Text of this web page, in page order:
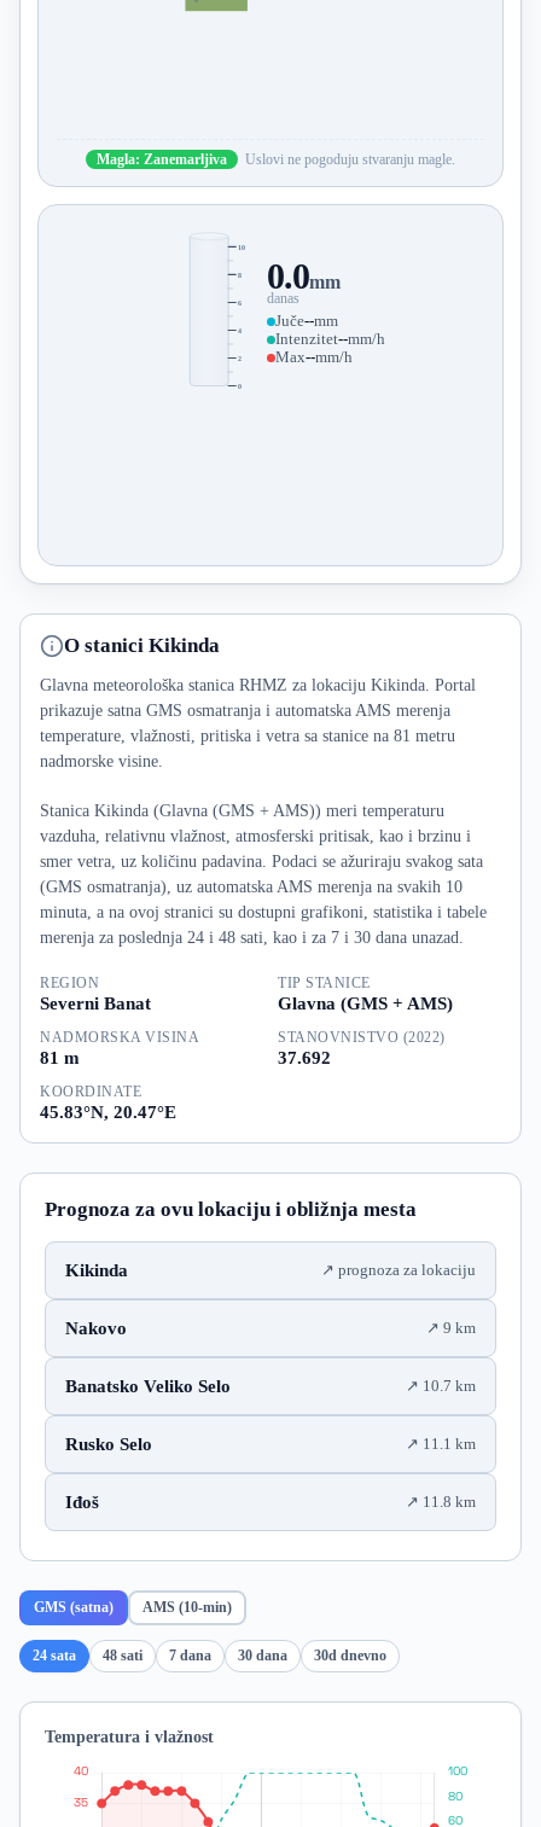
Magla: Zanemarljiva Uslovi ne pogoduju stvaranju magle.
0
2
4
6
8
10
0.0mm
danas
Juče--mm
Intenzitet--mm/h
Max--mm/h
O stanici Kikinda
Glavna meteorološka stanica RHMZ za lokaciju Kikinda. Portal
prikazuje satna GMS osmatranja i automatska AMS merenja
temperature, vlažnosti, pritiska i vetra sa stanice na 81 metru
nadmorske visine.
Stanica Kikinda (Glavna (GMS + AMS)) meri temperaturu
vazduha, relativnu vlažnost, atmosferski pritisak, kao i brzinu i
smer vetra, uz količinu padavina. Podaci se ažuriraju svakog sata
(GMS osmatranja), uz automatska AMS merenja na svakih 10
minuta, a na ovoj stranici su dostupni grafikoni, statistika i tabele
merenja za poslednja 24 i 48 sati, kao i za 7 i 30 dana unazad.
REGION
Severni Banat
TIP STANICE
Glavna (GMS + AMS)
NADMORSKA VISINA
81 m
STANOVNISTVO (2022)
37.692
KOORDINATE
45.83°N, 20.47°E
Prognoza za ovu lokaciju i obližnja mesta
Kikinda prognoza za lokaciju
Nakovo 9 km
Banatsko Veliko Selo 10.7 km
Rusko Selo 11.1 km
Iđoš 11.8 km
GMS (satna) AMS (10-min)
24 sata 48 sati 7 dana 30 dana 30d dnevno
Temperatura i vlažnost